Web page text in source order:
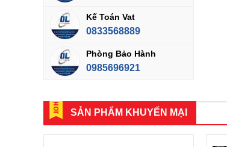
Kế Toán Vat
0833568889
Phòng Bảo Hành
0985696921
SẢN PHẨM KHUYẾN MẠI